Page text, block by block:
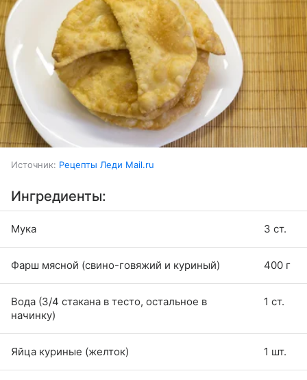
Источник: Рецепты Леди Mail.ru
Ингредиенты:
Мука 3 ст.
Фарш мясной (свино-говяжий и куриный) 400 г
Вода (3/4 стакана в тесто, остальное в
начинку)
1 ст.
Яйца куриные (желток) 1 шт.